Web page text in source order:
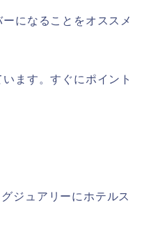
になることをオススメ
ます。すぐにポイント
ジュアリーにホテルス